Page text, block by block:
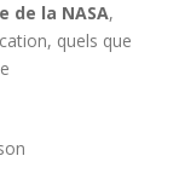
de la NASA,
quels que